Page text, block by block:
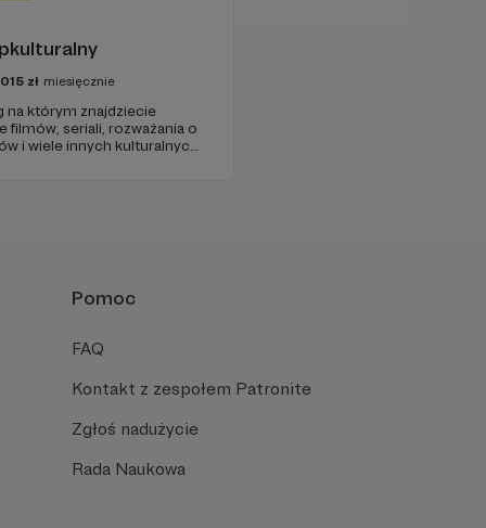
zł miesięcznie
na którym znajdziecie
filmów, seriali, rozważania o
i wiele innych kulturalnych
Pomoc
FAQ
Kontakt z zespołem Patronite
Zgłoś nadużycie
Rada Naukowa